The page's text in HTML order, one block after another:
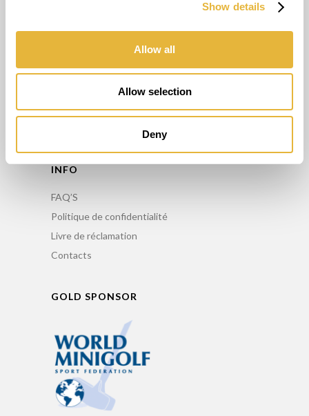
Show details
Allow all
Allow selection
Deny
Consultant
Entretien
INFO
FAQ’S
Politique de confidentialité
Livre de réclamation
Contacts
GOLD SPONSOR